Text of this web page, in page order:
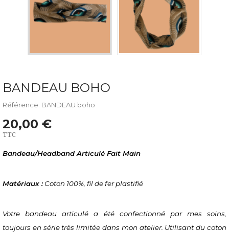
BANDEAU BOHO
Référence: BANDEAU boho
20,00 €
TTC
Bandeau/Headband Articulé Fait Main
Matériaux : Coton 100%, fil de fer plastifié
Votre bandeau articulé a été confectionné par mes soins,
toujours en série très limitée dans mon atelier. Utilisant du coton